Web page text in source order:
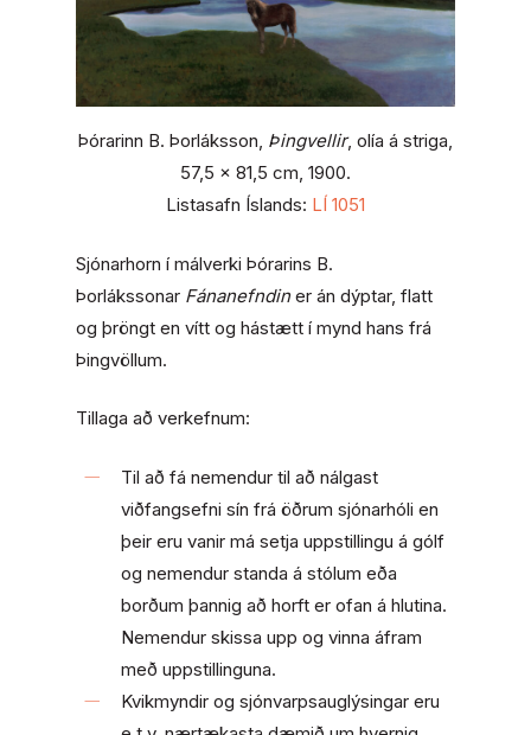
Þórarinn B. Þorláksson, Þingvellir, olía á striga,
57,5 x 81,5 cm, 1900.
Listasafn Íslands: LÍ 1051
Sjónarhorn í málverki Þórarins B.
Þorlákssonar Fánanefndiner án dýptar, flatt
og þröngt en vítt og hástætt í mynd hans frá
Þingvöllum.
Tillaga að verkefnum:
Til að fá nemendur til að nálgast
viðfangsefni sín frá öðrum sjónarhóli en
þeir eru vanir má setja uppstillingu á gólf
og nemendur standa á stólum eða
borðum þannig að horft er ofan á hlutina.
Nemendur skissa upp og vinna áfram
með uppstillinguna.
Kvikmyndir og sjónvarpsauglýsingar eru